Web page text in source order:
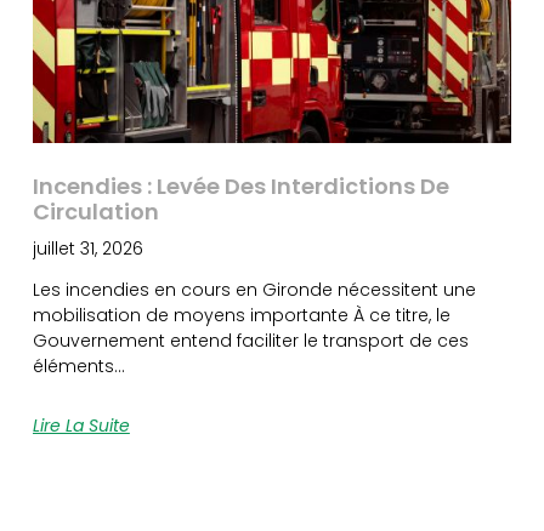
Incendies : Levée Des Interdictions De
Circulation
juillet 31, 2026
Les incendies en cours en Gironde nécessitent une
mobilisation de moyens importante À ce titre, le
Gouvernement entend faciliter le transport de ces
éléments…
Lire La Suite